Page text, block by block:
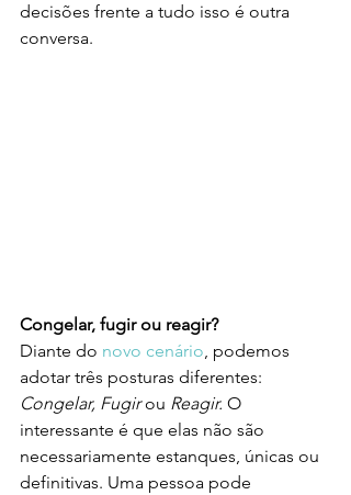
decisões frente a tudo isso é outra
conversa.
Congelar, fugir ou reagir?
Diante do novo cenário, podemos
adotar três posturas diferentes:
Congelar, Fugir ou Reagir. O
interessante é que elas não são
necessariamente estanques, únicas ou
definitivas. Uma pessoa pode